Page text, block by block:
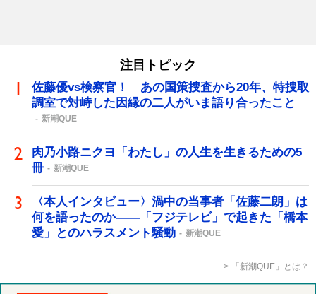
注目トピック
佐藤優vs検察官！ あの国策捜査から20年、特捜取
調室で対峙した因縁の二人がいま語り合ったこと
新潮QUE
肉乃小路ニクヨ「わたし」の人生を生きるための5
冊
新潮QUE
〈本人インタビュー〉渦中の当事者「佐藤二朗」は
何を語ったのか――「フジテレビ」で起きた「橋本
愛」とのハラスメント騒動
新潮QUE
「新潮QUE」とは？